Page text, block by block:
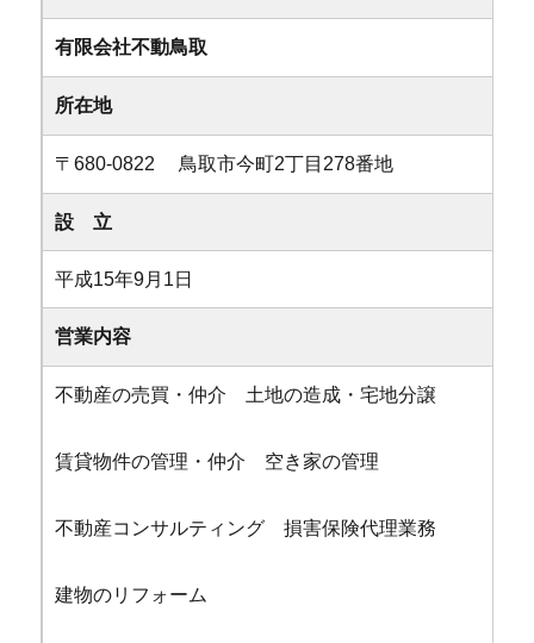
有限会社不動鳥取
所在地
〒680-0822 鳥取市今町2丁目278番地
設 立
平成15年9月1日
営業内容
不動産の売買・仲介 土地の造成・宅地分譲
賃貸物件の管理・仲介 空き家の管理
不動産コンサルティング 損害保険代理業務
建物のリフォーム